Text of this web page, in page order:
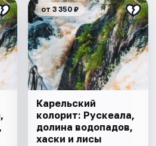
от 3 350 ₽
Карельский
колорит: Рускеала,
долина водопадов,
хаски и лисы